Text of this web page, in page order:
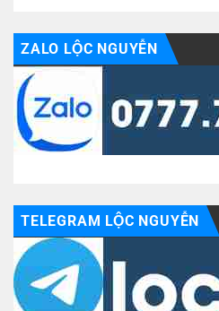
ZALO LỘC NGUYỄN
TELEGRAM LỘC NGUYỄN